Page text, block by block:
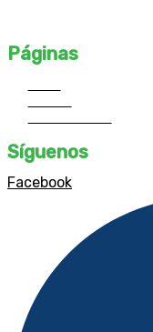
Páginas
Síguenos
Facebook